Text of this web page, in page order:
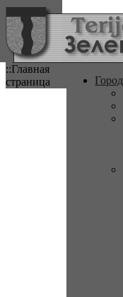
::Главная
страница
Город